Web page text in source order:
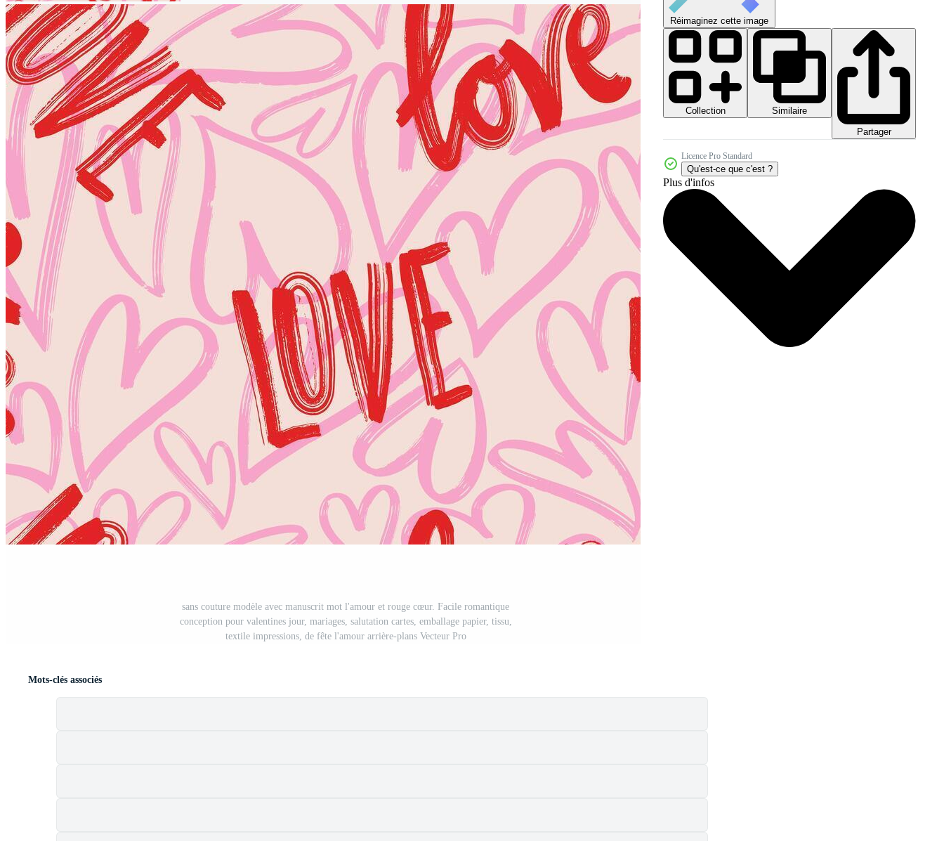
sans couture modèle avec manuscrit mot l'amour et rouge cœur. Facile romantique
conception pour valentines jour, mariages, salutation cartes, emballage papier, tissu,
textile impressions, de fête l'amour arrière-plans Vecteur Pro
Réimaginez cette image
Collection
Similaire
Partager
Licence Pro Standard
Qu'est-ce que c'est ?
Plus d'infos
Mots-clés associés